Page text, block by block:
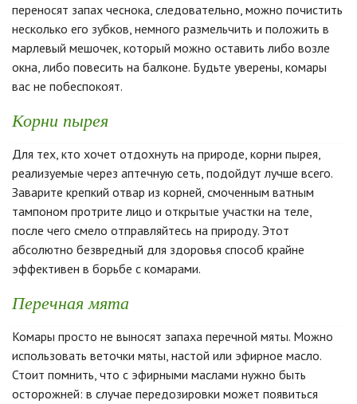
переносят запах чеснока, следовательно, можно почистить
несколько его зубков, немного размельчить и положить в
марлевый мешочек, который можно оставить либо возле
окна, либо повесить на балконе. Будьте уверены, комары
вас не побеспокоят.
Корни пырея
Для тех, кто хочет отдохнуть на природе, корни пырея,
реализуемые через аптечную сеть, подойдут лучше всего.
Заварите крепкий отвар из корней, смоченным ватным
тампоном протрите лицо и открытые участки на теле,
после чего смело отправляйтесь на природу. Этот
абсолютно безвредный для здоровья способ крайне
эффективен в борьбе с комарами.
Перечная мята
Комары просто не выносят запаха перечной мяты. Можно
использовать веточки мяты, настой или эфирное масло.
Стоит помнить, что с эфирными маслами нужно быть
осторожней: в случае передозировки может появиться